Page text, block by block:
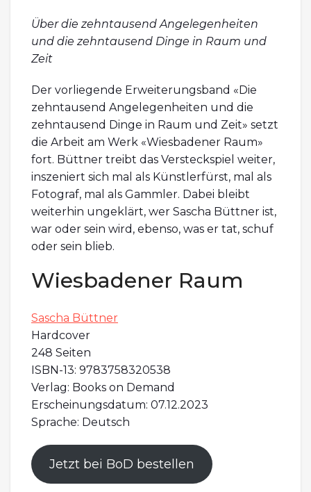
Über die zehntausend Angelegenheiten
und die zehntausend Dinge in Raum und
Zeit
Der vorliegende Erweiterungsband «Die
zehntausend Angelegenheiten und die
zehntausend Dinge in Raum und Zeit» setzt
die Arbeit am Werk «Wiesbadener Raum»
fort. Büttner treibt das Versteckspiel weiter,
inszeniert sich mal als Künstlerfürst, mal als
Fotograf, mal als Gammler. Dabei bleibt
weiterhin ungeklärt, wer Sascha Büttner ist,
war oder sein wird, ebenso, was er tat, schuf
oder sein blieb.
Wiesbadener Raum
Sascha Büttner
Hardcover
248 Seiten
ISBN-13: 9783758320538
Verlag: Books on Demand
Erscheinungsdatum: 07.12.2023
Sprache: Deutsch
Jetzt bei BoD bestellen